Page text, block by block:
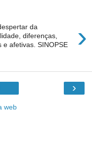
›
da
diferenças,
e afetivas. SINOPSE
›
web